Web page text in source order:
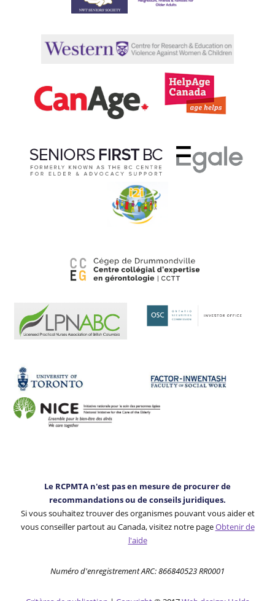
Le RCPMTA n'est pas en mesure de procurer de
recommandations ou de conseils juridiques.
Si vous souhaitez trouver des organismes pouvant vous aider et
vous conseiller partout au Canada, visitez notre pageObtenir de
l'aide
Numéro d'enregistrement ARC: 866840523 RR0001